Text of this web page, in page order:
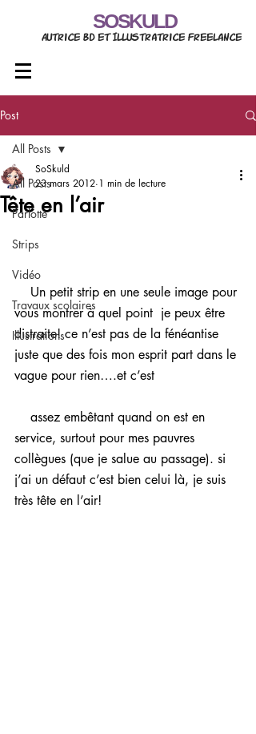
SOSKULD
Autrice BD et Illustratrice freelance
Post
All Posts
Parlotte
Strips
Vidéo
Travaux scolaires
Illustrations
All Posts
Tête en l’air
SoSkuld
23 mars 2012 1 min de lecture
vous montrer à quel point  je peux être
distraite! ce n’est pas de la fénéantise
juste que des fois mon esprit part dans le
vague pour rien….et c’est
service, surtout pour mes pauvres
collègues (que je salue au passage). si
j’ai un défaut c’est bien celui là, je suis
très tête en l’air!